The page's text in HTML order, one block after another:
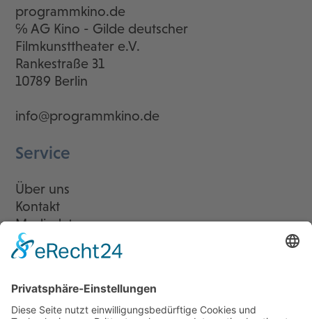
programmkino.de
℅ AG Kino - Gilde deutscher
Filmkunsttheater e.V.
Rankestraße 31
10789 Berlin
info@programmkino.de
Service
Über uns
Kontakt
Mediadaten
Newsletter
LogIn
Legal